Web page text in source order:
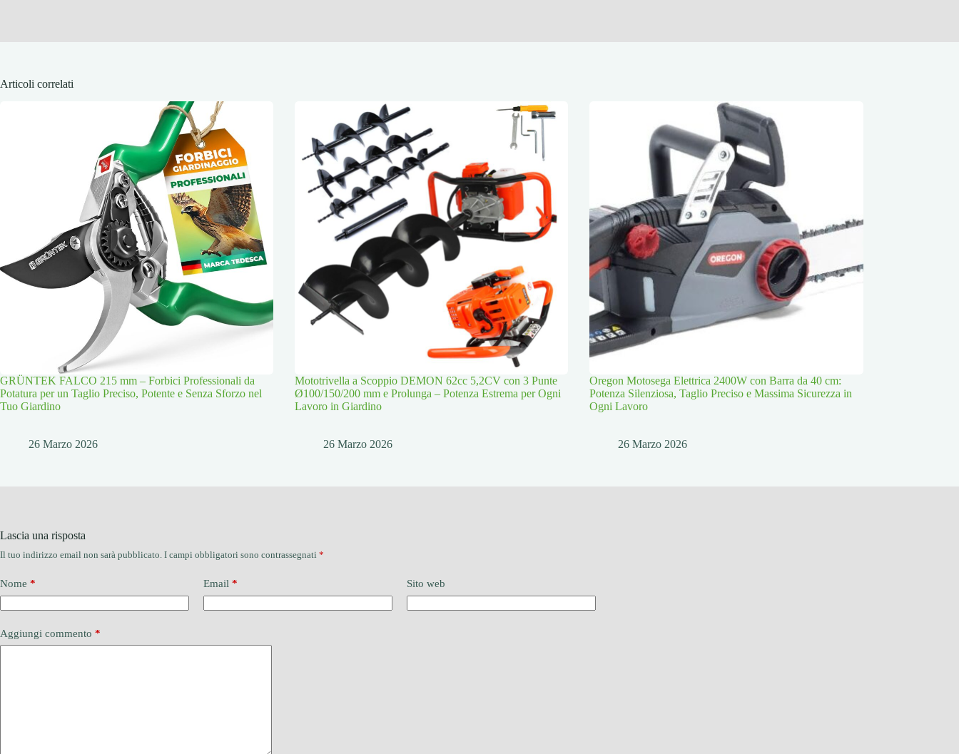
Articoli correlati
GRÜNTEK FALCO 215 mm – Forbici Professionali da
Potatura per un Taglio Preciso, Potente e Senza Sforzo nel
Tuo Giardino
26 Marzo 2026
Mototrivella a Scoppio DEMON 62cc 5,2CV con 3 Punte
Ø100/150/200 mm e Prolunga – Potenza Estrema per Ogni
Lavoro in Giardino
26 Marzo 2026
Oregon Motosega Elettrica 2400W con Barra da 40 cm:
Potenza Silenziosa, Taglio Preciso e Massima Sicurezza in
Ogni Lavoro
26 Marzo 2026
Lascia una risposta
Il tuo indirizzo email non sarà pubblicato. I campi obbligatori sono contrassegnati *
Nome * Email * Sito web
Aggiungi commento *